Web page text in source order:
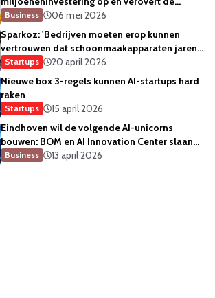
kantines
Business
06 mei 2026
Sparkoz: 'Bedrijven moeten erop kunnen
vertrouwen dat schoonmaakapparaten jaren
meegaan'
Startups
20 april 2026
Nieuwe box 3-regels kunnen AI-startups hard
raken
Startups
15 april 2026
Eindhoven wil de volgende AI-unicorns
bouwen: BOM en AI Innovation Center slaan
de handen ineen
Business 13 april 2026